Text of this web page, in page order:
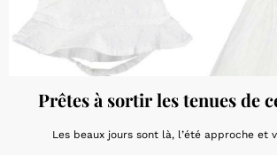
Prêtes à sortir les tenues de
Les beaux jours sont là, l’été approche et